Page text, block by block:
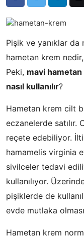
Pişik ve yanıklar
hametan krem
Peki, mavi
nasıl kullanılır?
Hametan krem cilt
eczanelerde
reçete edebiliyor.
hamamelis virginia
sivilceler tedavi
kullanılıyor.
pişiklerde de
evde mutlaka
Hametan krem